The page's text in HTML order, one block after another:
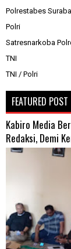
Polrestabes
Polri
Satresnarkoba
TNI
TNI / Polri
FEATURED POST
Kabiro Media
Redaksi, Demi